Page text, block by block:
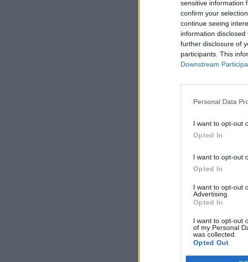
sensitive information
confirm your
continue seeing
information
further disclosure of
participants. This
Downstream
Personal Data
I want to opt-out
Opted In
I want to opt-out
Opted In
I want to opt-out
Advertising.
Opted In
I want to opt-out
of my Personal
was collected.
Opted Out